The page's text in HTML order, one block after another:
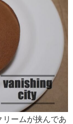
リームが挟んであ